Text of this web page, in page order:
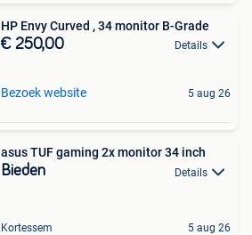
HP Envy Curved , 34 monitor B-Grade
€ 250,00 Details
Bezoek website 5 aug 26
asus TUF gaming 2x monitor 34 inch
Bieden Details
Kortessem 5 aug 26